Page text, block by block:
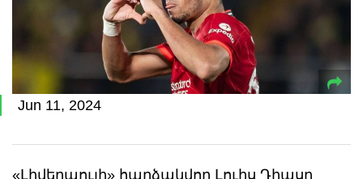
Jun 11, 2024
«Լիվերպուլի» հարձակվող Լուիս Դիասը